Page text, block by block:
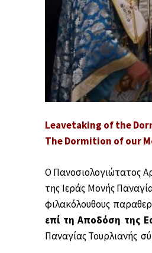
Leavetaking of the
The Dormition of our
Ο Πανοσιολογιώτατος
της Ιεράς Μονής
φιλακόλουθους
επί τη Αποδόση της
Παναγίας Τουρλιανής